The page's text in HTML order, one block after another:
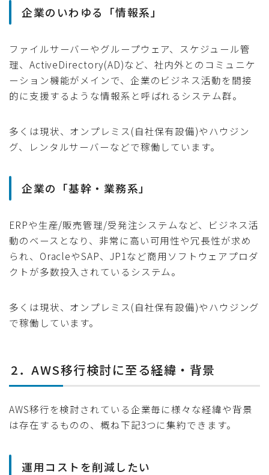
企業のいわゆる「情報系」
ファイルサーバーやグループウェア、スケジュール管
理、ActiveDirectory(AD)など、社内外とのコミュニケ
ーション機能がメインで、企業のビジネス活動を間接
的に支援するような情報系と呼ばれるシステム群。
多くは現状、オンプレミス(自社保有設備)やハウジン
グ、レンタルサーバーなどで稼働しています。
企業の「基幹・業務系」
ERPや生産/販売管理/受発注システムなど、ビジネス活
動のベースとなり、非常に高い可用性や冗長性が求め
られ、OracleやSAP、JP1など商用ソフトウェアプロダ
クトが多数投入されているシステム。
多くは現状、オンプレミス(自社保有設備)やハウジング
で稼働しています。
2．AWS移行検討に至る経緯・背景
AWS移行を検討されている企業毎に様々な経緯や背景
は存在するものの、概ね下記3つに集約できます。
運用コストを削減したい